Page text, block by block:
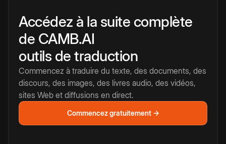
Accédez à la suite complète
de CAMB.AI
outils de traduction
Commencez à traduire du texte, des documents, des
discours, des images, des livres audio, des vidéos,
sites Web et diffusions en direct.
Commencez gratuitement →